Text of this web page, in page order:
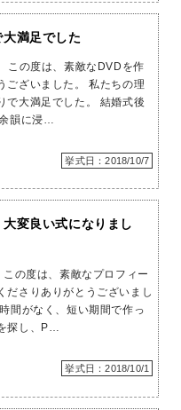
満足でした
この度は、素敵なDVDを作
ございました。 私たちの理
で大満足でした。 結婚式後
韻に浸…
挙式日：2018/10/7
変良い式になりまし
の度は、素敵なプロフィー
ださりありがとうございまし
間がなく、短い期間で作っ
探し、P…
挙式日：2018/10/1